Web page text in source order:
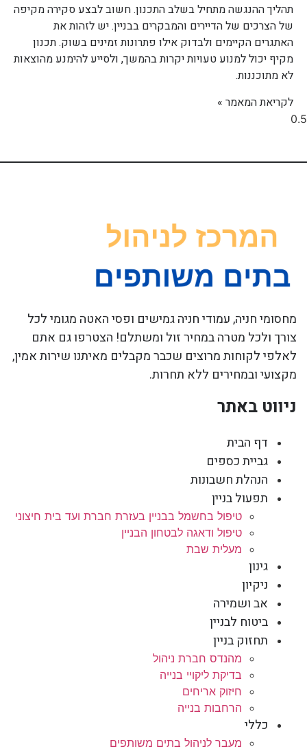
תהליך ההנגשה מתחיל בשלב התכנון. חשוב לבצע סקירה מקיפה
של הצרכים של הדיירים והמבקרים בבניין. יש לזהות את
האתגרים הקיימים ולבדוק אילו פתרונות זמינים בשוק. תכנון
מקיף יכול למנוע טעויות יקרות בהמשך, ולסייע להימנע מהוצאות
לא מתוכננות.
לקריאת המאמר »
מחסומי חניה, עמודי חניה גמישים ופסי האטה מגומי לכל
צורך ולכל מטרה במחיר זול ומשתלם! הצטרפו גם אתם
לאלפי לקוחות מרוצים שכבר מקבלים מאיתנו שירות אמין,
מקצועי ובמחירים ללא תחרות.
ניווט באתר
דף הבית
גביית כספים
הנהלת חשבונות
תפעול בניין
טיפול בחשמל בבניין בעזרת חברת ועד בית חיצוני
טיפול ודאגה לבטחון הבניין
מעלית שבת
גינון
ניקיון
אב ושמירה
ביטוח לבניין
תחזוק בניין
מהנדס חברת ניהול
בדיקת ליקויי בנייה
חיזוק אריחים
הרחבות בנייה
כללי
מעבר לניהול בתים משותפים